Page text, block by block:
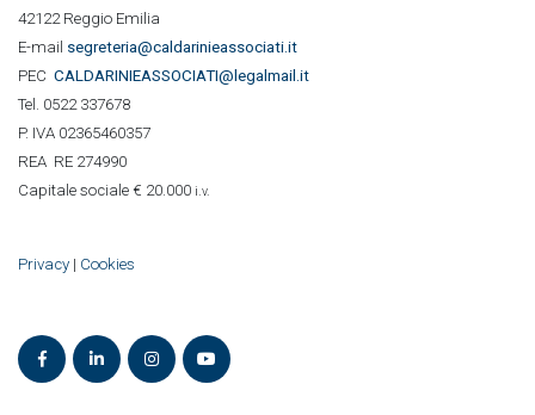
42122 Reggio Emilia
E-mail segreteria@caldarinieassociati.it
PEC CALDARINIEASSOCIATI@legalmail.it
Tel. 0522 337678
P. IVA 02365460357
REA RE 274990
Capitale sociale € 20.000 i.v.
Privacy | Cookies